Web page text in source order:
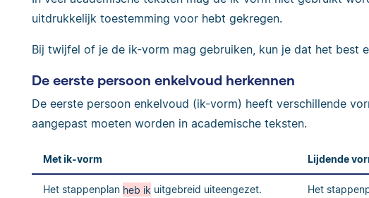
uitdrukkelijk toestemming voor hebt gekregen.
Bij twijfel of je de ik-vorm mag gebruiken, kun je dat het best
De eerste persoon enkelvoud herkennen
De eerste persoon enkelvoud (ik-vorm) heeft verschillende
aangepast moeten worden in academische teksten.
Met ik-vorm Lijdende
Het stappenplan heb ik uitgebreid uiteengezet. Het